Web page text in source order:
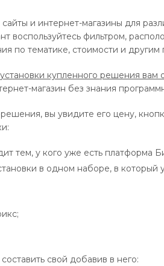
и интернет-магазины для
воспользуйтесь фильтром,
по тематике, стоимости и другим
купленного решения вам
магазин без знания
вы увидите его цену,
тем, у кого уже есть платформа
в одном наборе, в который
свой добавив в него: